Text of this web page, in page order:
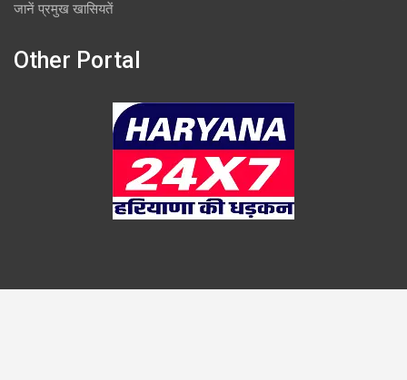
जानें प्रमुख खासियतें
Other Portal